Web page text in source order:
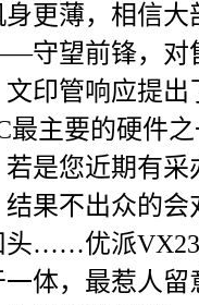
更薄，相信大
守望前锋，对
印管响应提出
最主要的硬件
是您近期有采
果不出众的会
头……优派
体，最惹人留